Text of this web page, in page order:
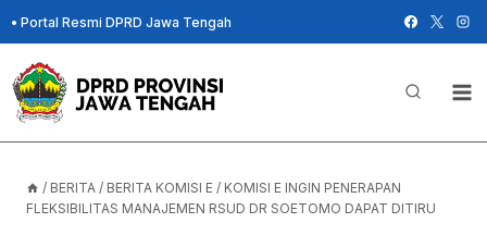
Skip
to
content
• Portal Resmi DPRD Jawa Tengah
/ BERITA / BERITA KOMISI E / KOMISI E INGIN PENERAPAN
FLEKSIBILITAS MANAJEMEN RSUD DR SOETOMO DAPAT DITIRU